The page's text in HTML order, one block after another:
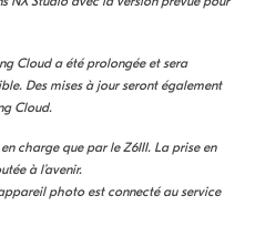
Cloud a été prolongée et sera
Des mises à jour seront également
Cloud.
en charge que par le Z6III. La prise en
à l’avenir.
photo est connecté au service